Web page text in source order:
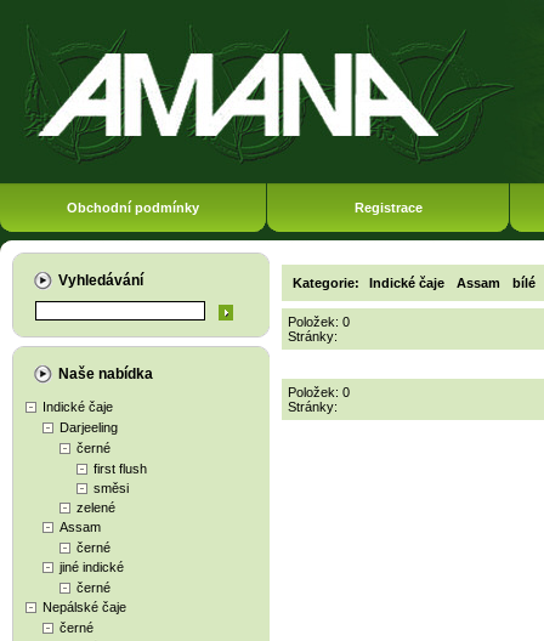
Obchodní podmínky Registrace
Vyhledávání
Naše nabídka
Indické čaje
Darjeeling
černé
first flush
směsi
zelené
Assam
černé
jiné indické
černé
Nepálské čaje
černé
Kategorie: Indické čaje Assam bílé
Položek: 0
Stránky:
Položek: 0
Stránky: